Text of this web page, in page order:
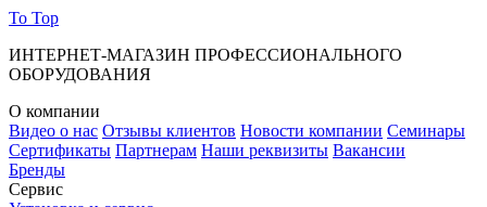
To Top
ИНТЕРНЕТ-МАГАЗИН ПРОФЕССИОНАЛЬНОГО
ОБОРУДОВАНИЯ
О компании
Видео о нас Отзывы клиентов Новости компании Семинары
Сертификаты Партнерам Наши реквизиты Вакансии
Бренды
Сервис